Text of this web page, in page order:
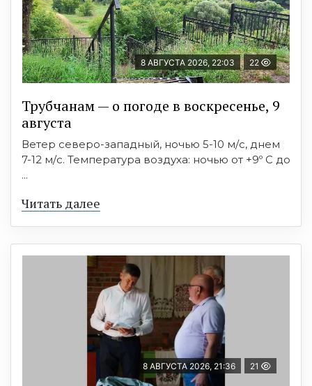
8 АВГУСТА 2026, 22:03 22
Трубчанам — о погоде в воскресенье, 9
августа
Ветер северо-западный, ночью 5-10 м/с, днем
7-12 м/с. Температура воздуха: ночью от +9º C до
...
Читать далее
8 АВГУСТА 2026, 21:36 21